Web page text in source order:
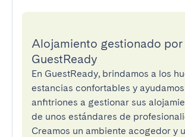
Alojamiento gestionado por
GuestReady
En GuestReady, brindamos a los
estancias confortables y
anfitriones a gestionar sus
de unos estándares de
Creamos un ambiente acogedor y